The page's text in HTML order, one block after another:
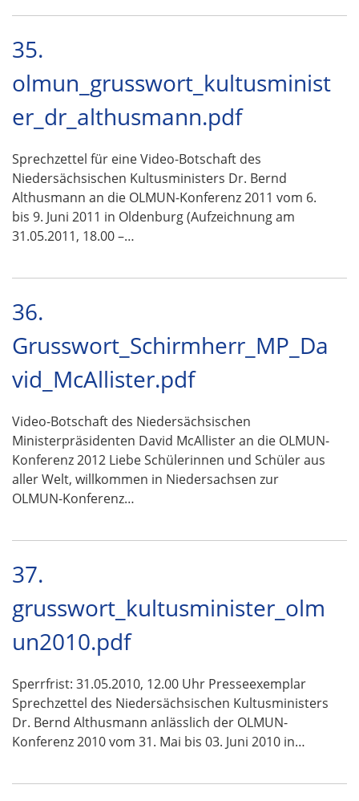
35.
olmun_grusswort_kultusminist
er_dr_althusmann.pdf
Sprechzettel für eine Video-Botschaft des
Niedersächsischen Kultusministers Dr. Bernd
Althusmann an die OLMUN-Konferenz 2011 vom 6.
bis 9. Juni 2011 in Oldenburg (Aufzeichnung am
31.05.2011, 18.00 –…
36.
Grusswort_Schirmherr_MP_Da
vid_McAllister.pdf
Video-Botschaft des Niedersächsischen
Ministerpräsidenten David McAllister an die OLMUN-
Konferenz 2012 Liebe Schülerinnen und Schüler aus
aller Welt, willkommen in Niedersachsen zur
OLMUN-Konferenz…
37.
grusswort_kultusminister_olm
un2010.pdf
Sperrfrist: 31.05.2010, 12.00 Uhr Presseexemplar
Sprechzettel des Niedersächsischen Kultusministers
Dr. Bernd Althusmann anlässlich der OLMUN-
Konferenz 2010 vom 31. Mai bis 03. Juni 2010 in…